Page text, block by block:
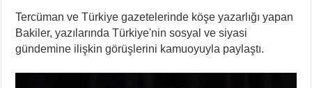
Tercüman ve Türkiye gazetelerinde köşe yazarlığı yapan
Bakiler, yazılarında Türkiye'nin sosyal ve siyasi
gündemine ilişkin görüşlerini kamuoyuyla paylaştı.